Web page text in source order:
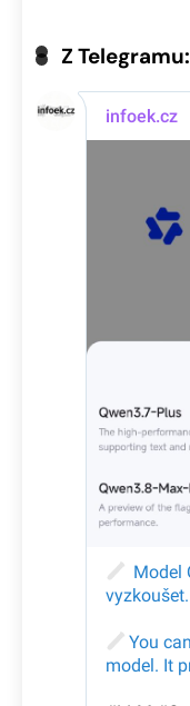
Z Telegramu: